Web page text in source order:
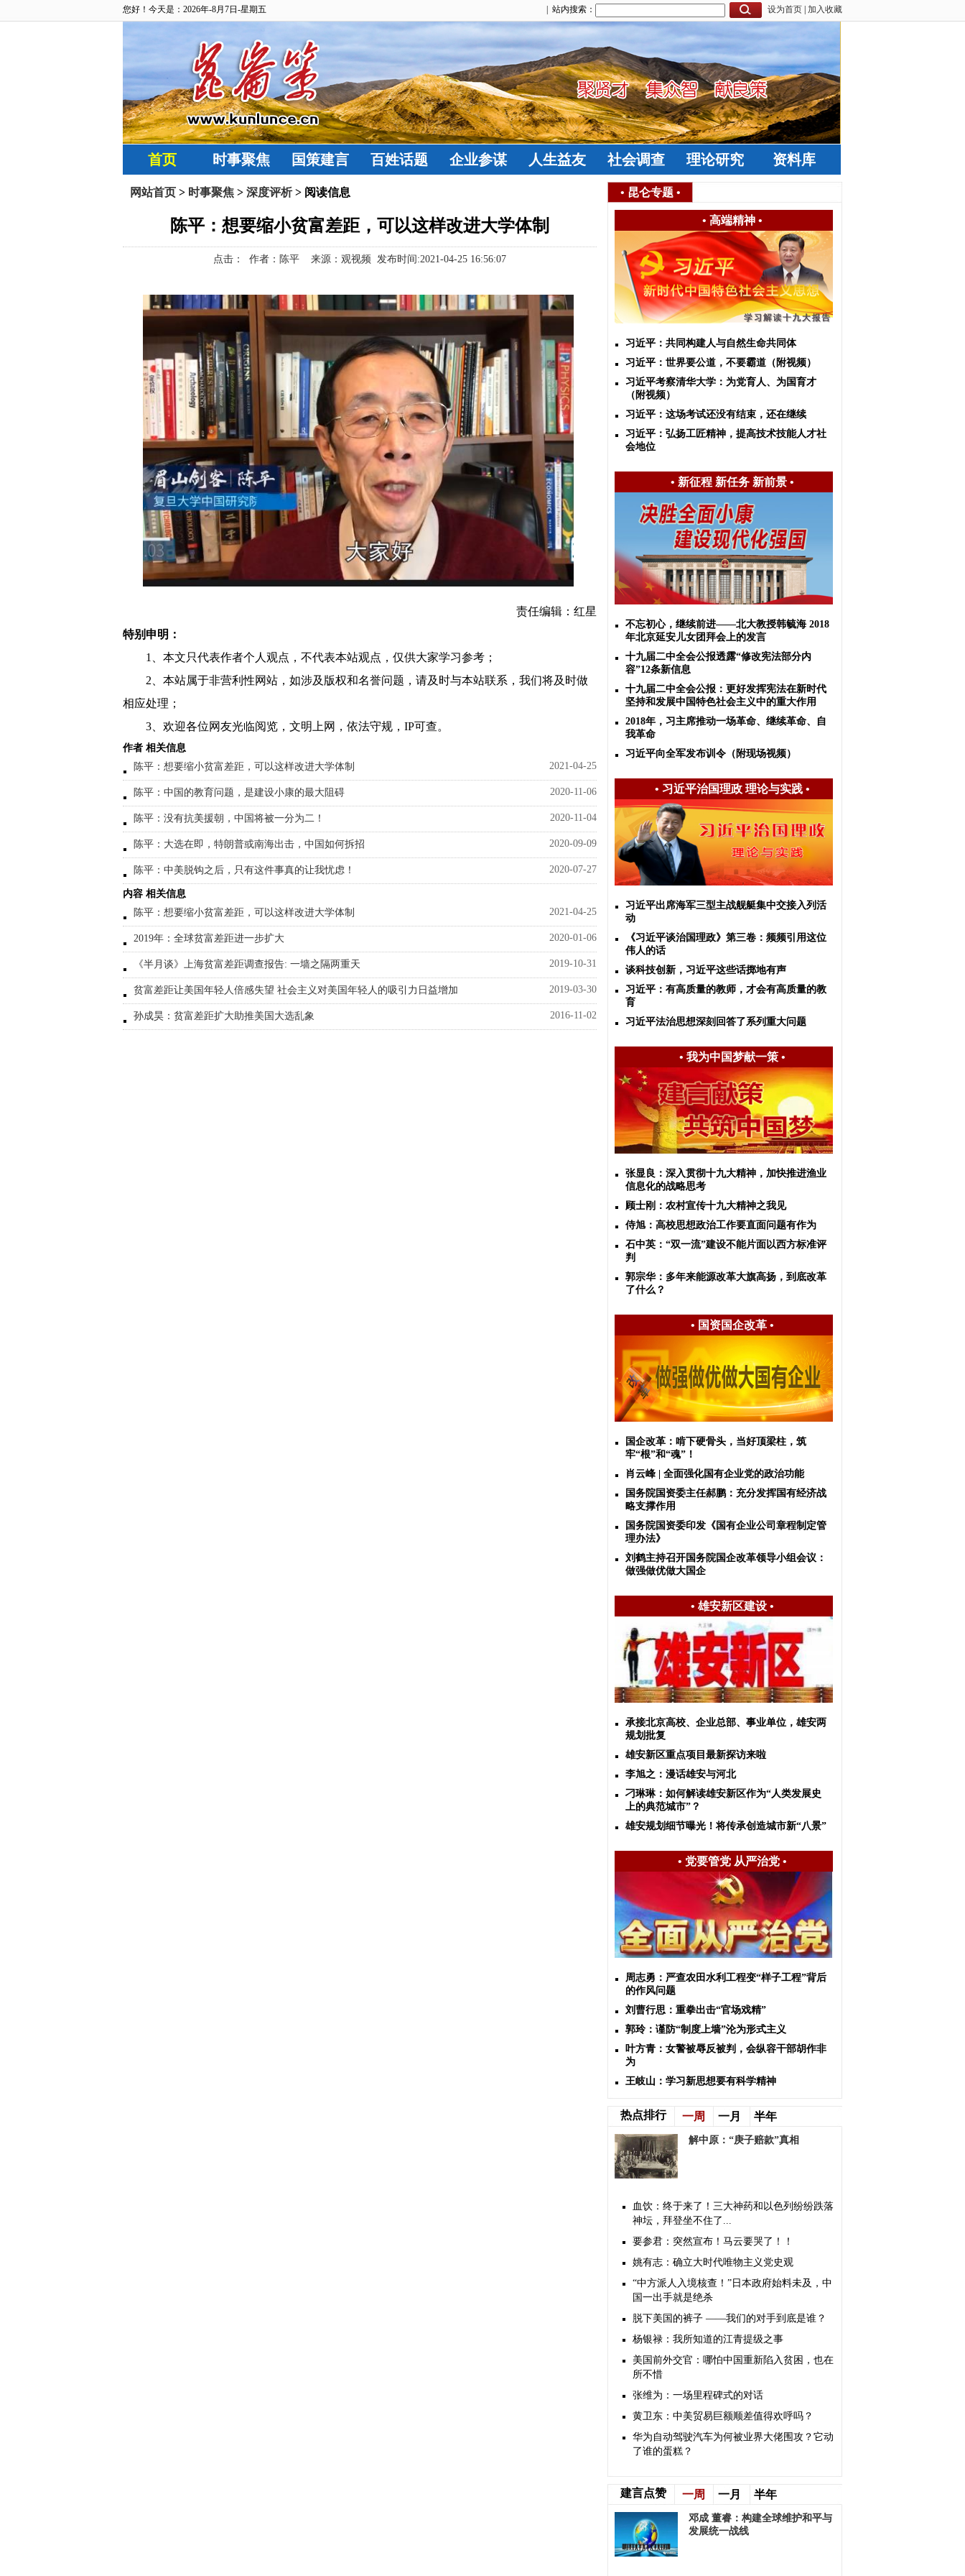
您好！今天是：2026年-8月7日-星期五 设为首页 加入收藏
| 站内搜索：
首页 时事聚焦 国策建言 百姓话题 企业参谋 人生益友 社会调查 理论研究 资料库
网站首页 > 时事聚焦 > 深度评析> 阅读信息
陈平：想要缩小贫富差距，可以这样改进大学体制
点击： 作者：陈平 来源：观视频 发布时间:2021-04-25 16:56:07
责任编辑：红星
特别申明：
1、本文只代表作者个人观点，不代表本站观点，仅供大家学习参考；
2、本站属于非营利性网站，如涉及版权和名誉问题，请及时与本站联系，我们将及时做
相应处理；
3、欢迎各位网友光临阅览，文明上网，依法守规，IP可查。
作者 相关信息
陈平：想要缩小贫富差距，可以这样改进大学体制
2021-04-25
陈平：中国的教育问题，是建设小康的最大阻碍 2020-11-06
陈平：没有抗美援朝，中国将被一分为二！ 2020-11-04
陈平：大选在即，特朗普或南海出击，中国如何拆招 2020-09-09
陈平：中美脱钩之后，只有这件事真的让我忧虑！ 2020-07-27
内容 相关信息
陈平：想要缩小贫富差距，可以这样改进大学体制
2021-04-25
2019年：全球贫富差距进一步扩大 2020-01-06
《半月谈》上海贫富差距调查报告: 一墙之隔两重天 2019-10-31
贫富差距让美国年轻人倍感失望 社会主义对美国年轻人的吸引力日益增加 2019-03-30
孙成昊：贫富差距扩大助推美国大选乱象 2016-11-02
• 昆仑专题 •
• 高端精神•
习近平：共同构建人与自然生命共同体
习近平：世界要公道，不要霸道（附视频）
习近平考察清华大学：为党育人、为国育才
（附视频）
习近平：这场考试还没有结束，还在继续
习近平：弘扬工匠精神，提高技术技能人才社
会地位
• 新征程 新任务 新前景•
不忘初心，继续前进——北大教授韩毓海 2018
年北京延安儿女团拜会上的发言
十九届二中全会公报透露“修改宪法部分内
容”12条新信息
十九届二中全会公报：更好发挥宪法在新时代
坚持和发展中国特色社会主义中的重大作用
2018年，习主席推动一场革命、继续革命、自
我革命
习近平向全军发布训令（附现场视频）
• 习近平治国理政 理论与实践•
习近平出席海军三型主战舰艇集中交接入列活
动
《习近平谈治国理政》第三卷：频频引用这位
伟人的话
谈科技创新，习近平这些话掷地有声
习近平：有高质量的教师，才会有高质量的教
育
习近平法治思想深刻回答了系列重大问题
• 我为中国梦献一策•
张显良：深入贯彻十九大精神，加快推进渔业
信息化的战略思考
顾士刚：农村宣传十九大精神之我见
侍旭：高校思想政治工作要直面问题有作为
石中英：“双一流”建设不能片面以西方标准评
判
郭宗华：多年来能源改革大旗高扬，到底改革
了什么？
• 国资国企改革•
国企改革：啃下硬骨头，当好顶梁柱，筑
牢“根”和“魂”！
肖云峰 | 全面强化国有企业党的政治功能
国务院国资委主任郝鹏：充分发挥国有经济战
略支撑作用
国务院国资委印发《国有企业公司章程制定管
理办法》
刘鹤主持召开国务院国企改革领导小组会议：
做强做优做大国企
• 雄安新区建设•
承接北京高校、企业总部、事业单位，雄安两
规划批复
雄安新区重点项目最新探访来啦
李旭之：漫话雄安与河北
刁琳琳：如何解读雄安新区作为“人类发展史
上的典范城市”？
雄安规划细节曝光！将传承创造城市新“八景”
• 党要管党 从严治党•
周志勇：严查农田水利工程变“样子工程”背后
的作风问题
刘曹行思：重拳出击“官场戏精”
郭玲：谨防“制度上墙”沦为形式主义
叶方青：女警被辱反被判，会纵容干部胡作非
为
王岐山：学习新思想要有科学精神
热点排行 一周 一月 半年
解中原：“庚子赔款”真相
血饮：终于来了！三大神药和以色列纷纷跌落
神坛，拜登坐不住了...
要参君：突然宣布！马云要哭了！！
姚有志：确立大时代唯物主义党史观
“中方派人入境核查！”日本政府始料未及，中
国一出手就是绝杀
脱下美国的裤子 ——我们的对手到底是谁？
杨银禄：我所知道的江青提级之事
美国前外交官：哪怕中国重新陷入贫困，也在
所不惜
张维为：一场里程碑式的对话
黄卫东：中美贸易巨额顺差值得欢呼吗？
华为自动驾驶汽车为何被业界大佬围攻？它动
了谁的蛋糕？
建言点赞 一周 一月 半年
邓成 董睿：构建全球维护和平与
发展统一战线